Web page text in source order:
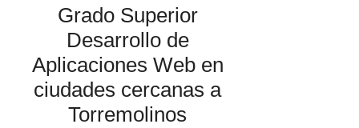
Grado Superior
Desarrollo de
Aplicaciones Web en
ciudades cercanas a
Torremolinos